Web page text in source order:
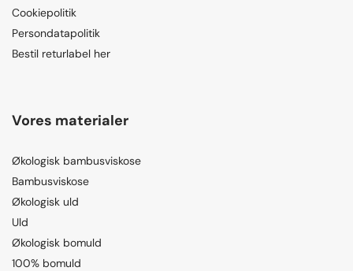
Cookiepolitik
Persondatapolitik
Bestil returlabel her
Vores materialer
Økologisk bambusviskose
Bambusviskose
Økologisk uld
Uld
Økologisk bomuld
100% bomuld